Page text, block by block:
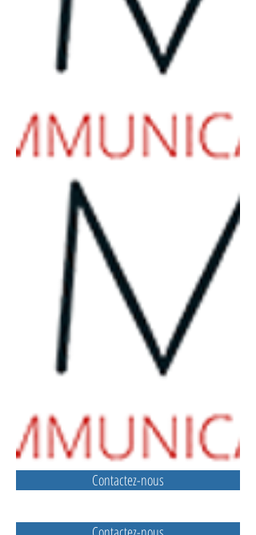
Contactez-nous